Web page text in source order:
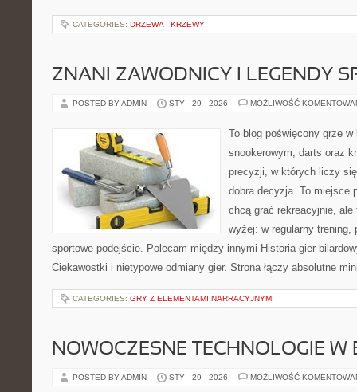
CATEGORIES: DRZEWA I KRZEWY
ZNANI ZAWODNICY I LEGENDY
POSTED BY ADMIN STY - 29 - 2026 MOŻLIWOŚĆ
To blog poświęcony grze
snookerowym, darts oraz
precyzji, w których liczy się
dobra decyzja. To miejsce
chcą grać rekreacyjnie,
wyżej: w regularny trening,
sportowe podejście. Polecam między innymi Historia gier
Ciekawostki i nietypowe odmiany gier. Strona łączy absolutne
CATEGORIES: GRY Z ELEMENTAMI NARRACYJNYMI
NOWOCZESNE TECHNOLOGIE W
POSTED BY ADMIN STY - 29 - 2026 MOŻLIWOŚĆ